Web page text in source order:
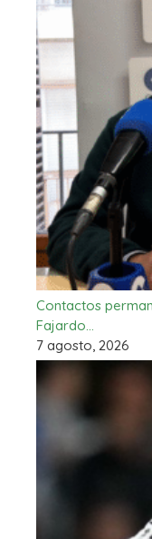
Contactos
Fajardo…
7 agosto, 2026